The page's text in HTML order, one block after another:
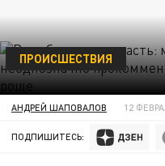
ПРОИСШЕСТВИЯ
АНДРЕЙ ШАПОВАЛОВ 12
ПОДПИШИТЕСЬ: